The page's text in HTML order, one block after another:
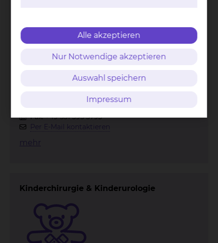
+49 531 595 3922
Fax: +49 531 595 3793
Per E-Mail kontaktieren
mehr
Kinderchirurgie & Kinderurologie
Alle akzeptieren
Nur Notwendige akzeptieren
Auswahl speichern
Impressum